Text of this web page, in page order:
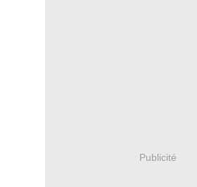
Publicité